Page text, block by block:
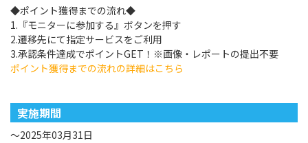
◆ポイント獲得までの流れ◆
1.『モニターに参加する』ボタンを押す
2.遷移先にて指定サービスをご利用
3.承認条件達成でポイントGET！※画像・レポートの提出不要
ポイント獲得までの流れの詳細はこちら
実施期間
～2025年03月31日